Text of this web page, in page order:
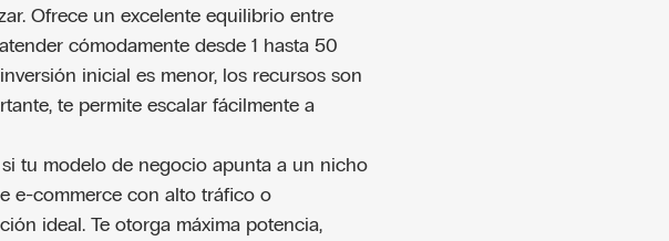
Ofrece un excelente equilibrio entre
cómodamente desde 1 hasta 50
inicial es menor, los recursos son
te permite escalar fácilmente a
tu modelo de negocio apunta a un nicho
e-commerce con alto tráfico o
ideal. Te otorga máxima potencia,